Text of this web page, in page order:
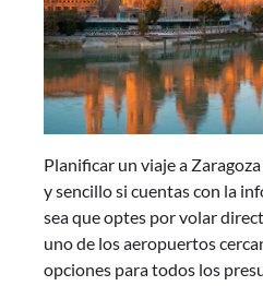
Planificar un viaje a
y sencillo si cuentas con la
sea que optes por volar
uno de los aeropuertos
opciones para todos los